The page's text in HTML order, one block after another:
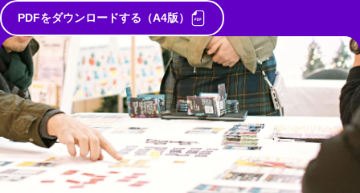
PDFをダウンロードする（A4版）